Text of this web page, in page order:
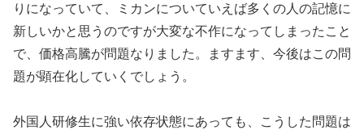
りになっていて、ミカンについていえば多くの人の記憶に
新しいかと思うのですが大変な不作になってしまったこと
で、価格高騰が問題なりました。ますます、今後はこの問
題が顕在化していくでしょう。
外国人研修生に強い依存状態にあっても、こうした問題は